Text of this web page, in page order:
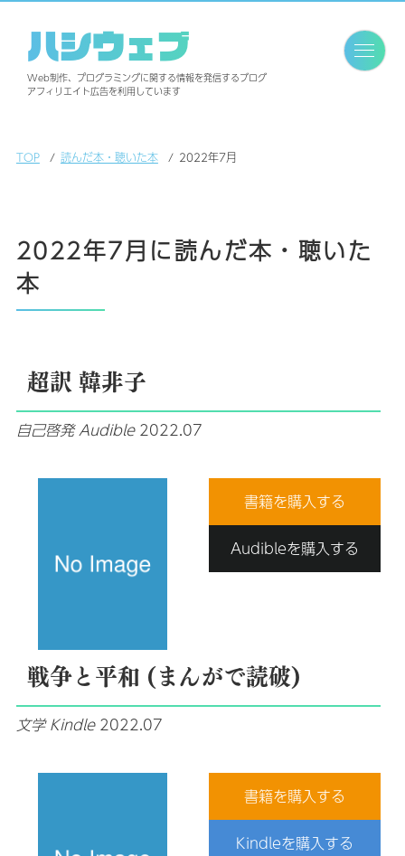
ハシウェブ
Web制作、プログラミングに関する情報を発信するブログ
アフィリエイト広告を利用しています
TOP 読んだ本・聴いた本 2022年7月
2022年7月に読んだ本・聴いた
本
超訳 韓非子
自己啓発 Audible 2022.07
書籍を購入する
Audibleを購入する
戦争と平和 (まんがで読破)
文学 Kindle 2022.07
書籍を購入する
Kindleを購入する